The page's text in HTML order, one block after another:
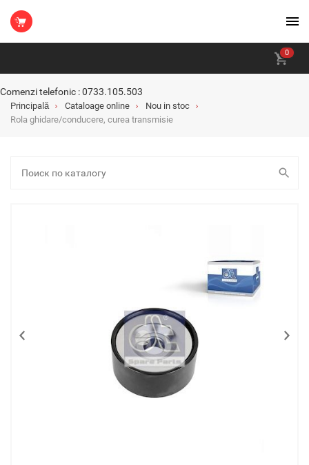
0
Comenzi telefonic : 0733.105.503
Principală Cataloage online
Nou in stoc
Rola ghidare/conducere, curea transmisie